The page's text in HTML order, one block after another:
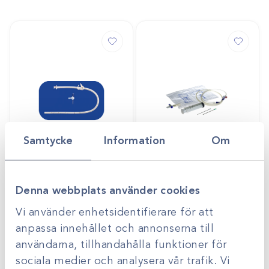
Samtycke Information Om
Denna webbplats använder cookies
Vi använder enhetsidentifierare för att
anpassa innehållet och annonserna till
användarna, tillhandahålla funktioner för
sociala medier och analysera vår trafik. Vi
Art.nr41463-A
Logga in för att se
Art.nr41292
Logga in för att se